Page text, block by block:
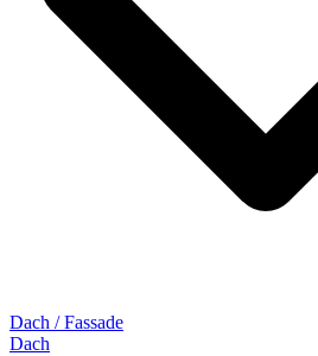
Dach / Fassade
Dach